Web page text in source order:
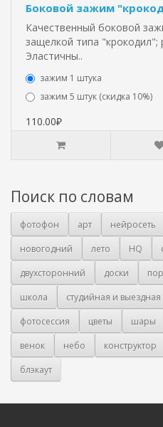
Боковой зажим
Качественный боковой
защелкой типа "крокодил";
Эластичны..
зажим 1 штука
зажим 5 штук (скидка 10%)
110.00₽
Поиск по словам
фотофон арт нейросеть
новогодний
лето HQ
двухсторонний
доски
школа
студийная и выездная
фотосессия
цветы шары
венок
небо конструктор
блэкаут